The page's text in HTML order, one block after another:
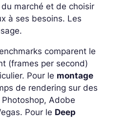
marché et de choisir
à ses besoins. Les
comparent le
(frames per second)
Pour le montage
de rendering sur des
Adobe
Pour le Deep